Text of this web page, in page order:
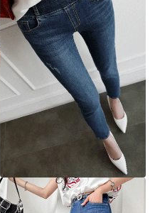
디톡스 밴딩 데님팬츠 기본 5Col
▨리미티드 고별전 30%▨
일반pt3557 [55-88] 5Color
44~88size!!
레깅스보다 편안한 신축성!!
39,900원